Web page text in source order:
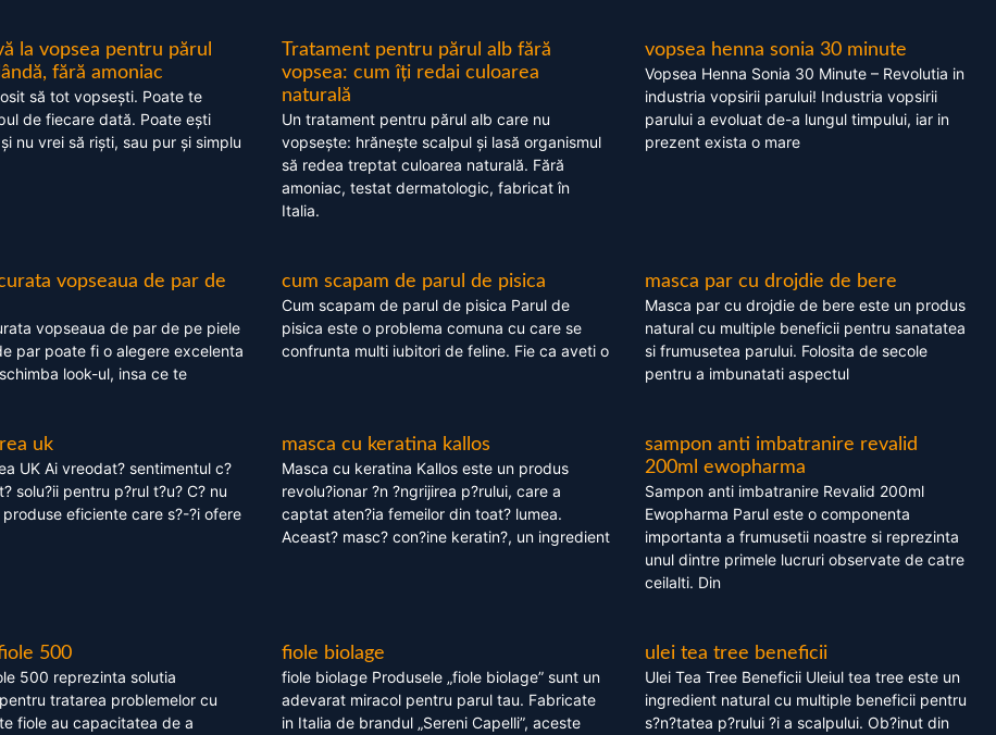
la vopsea pentru părul
fără amoniac
să tot vopsești. Poate te
de fiecare dată. Poate ești
nu vrei să riști, sau pur și simplu
Tratament pentru părul alb fără
vopsea: cum îți redai culoarea
naturală
Un tratament pentru părul alb care nu
vopsește: hrănește scalpul și lasă organismul
să redea treptat culoarea naturală. Fără
amoniac, testat dermatologic, fabricat în
Italia.
vopsea henna sonia 30 minute
Vopsea Henna Sonia 30 Minute – Revolutia in
industria vopsirii parului! Industria vopsirii
parului a evoluat de-a lungul timpului, iar in
prezent exista o mare
vopseaua de par de
vopseaua de par de pe piele
par poate fi o alegere excelenta
look-ul, insa ce te
cum scapam de parul de pisica
Cum scapam de parul de pisica Parul de
pisica este o problema comuna cu care se
confrunta multi iubitori de feline. Fie ca aveti o
masca par cu drojdie de bere
Masca par cu drojdie de bere este un produs
natural cu multiple beneficii pentru sanatatea
si frumusetea parului. Folosita de secole
pentru a imbunatati aspectul
uk
UK Ai vreodat? sentimentul c?
solu?ii pentru p?rul t?u? C? nu
produse eficiente care s?-?i ofere
masca cu keratina kallos
Masca cu keratina Kallos este un produs
revolu?ionar ?n ?ngrijirea p?rului, care a
captat aten?ia femeilor din toat? lumea.
Aceast? masc? con?ine keratin?, un ingredient
sampon anti imbatranire revalid
200ml ewopharma
Sampon anti imbatranire Revalid 200ml
Ewopharma Parul este o componenta
importanta a frumusetii noastre si reprezinta
unul dintre primele lucruri observate de catre
ceilalti. Din
500
500 reprezinta solutia
tratarea problemelor cu
fiole au capacitatea de a
fiole biolage
fiole biolage Produsele „fiole biolage” sunt un
adevarat miracol pentru parul tau. Fabricate
in Italia de brandul „Sereni Capelli”, aceste
ulei tea tree beneficii
Ulei Tea Tree Beneficii Uleiul tea tree este un
ingredient natural cu multiple beneficii pentru
s?n?tatea p?rului ?i a scalpului. Ob?inut din